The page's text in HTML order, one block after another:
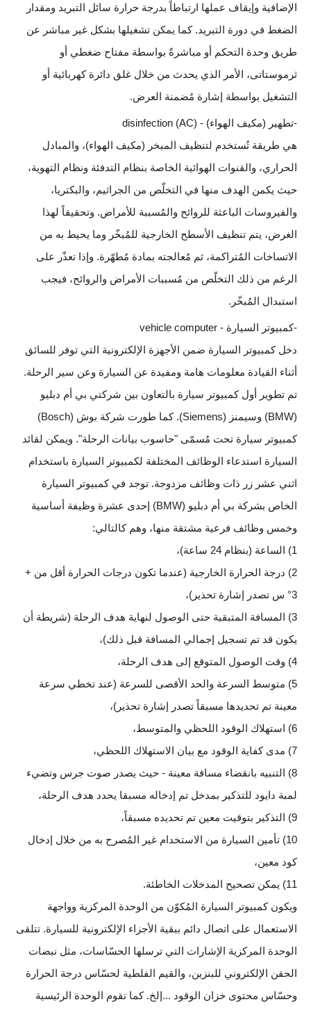
الإضافية وإيقاف عملها ارتباطاً بدرجة حرارة سائل التبريد ومقدار
الضغط في دورة التبريد. كما يمكن تشغيلها بشكل غير مباشر عن
طريق وحدة التحكم أو مباشرةً بواسطة مفتاح ضغطي أو
ثرموستاتى، الأمر الذي يحدث من خلال غلق دائرة كهربائية أو
التشغيل بواسطة إشارة مُضمنة العرض.
-تطهير (مكيف الهواء) - (disinfection (AC
هي طريقة تُستخدم لتنظيف المبخر (مكيف الهواء)، والمبادل
الحراري، والقنوات الهوائية الخاصة بنظام التدفئة ونظام التهوية،
حيث يكمن الهدف منها في التخلّص من الجراثيم، والبكتريا،
والفيروسات الباعثة للروائح والمُسببة للأمراض. وتحقيقاً لهذا
الغرض، يتم تنظيف الأسطح الخارجية للمُبخّر وما يحيط به من
الاتساخات المُتراكمة، ثم مُعالجته بمادة مُطهّرة. وإذا تعذّر على
الرغم من ذلك التخلّص من مُسببات الأمراض والروائح، فيجب
استبدال المُبخّر.
-كمبيوتر السيارة - vehicle computer
دخل كمبيوتر السيارة ضمن الأجهزة الإلكترونية التي توفر للسائق
أثناء القيادة معلومات هامة ومفيدة عن السيارة وعن سير الرحلة.
تم تطوير أول كمبيوتر سيارة بالتعاون بين شركتي بي أم دبليو
(BMW) وسيمنز (Siemens). كما طورت شركة بوش (Bosch)
كمبيوتر سيارة تحت مُسمّى "حاسوب بيانات الرحلة". ويمكن لقائد
السيارة استدعاء الوظائف المختلفة لكمبيوتر السيارة باستخدام
اثني عشر زر ذات وظائف مزدوجة. توجد في كمبيوتر السيارة
الخاص بشركة بي أم دبليو (BMW) إحدى عشرة وظيفة أساسية
وخمس وظائف فرعية مشتقة منها، وهم كالتالي:
1) الساعة (بنظام 24 ساعة)،
2) درجة الحرارة الخارجية (عندما تكون درجات الحرارة أقل من +
3° س تصدر إشارة تحذير)،
3) المسافة المتبقية حتى الوصول لنهاية هدف الرحلة (شريطة أن
يكون قد تم تسجيل إجمالي المسافة قبل ذلك)،
4) وقت الوصول المتوقع إلى هدف الرحلة،
5) متوسط السرعة والحد الأقصى للسرعة (عند تخطي سرعة
معينة تم تحديدها مسبقاً تصدر إشارة تحذير)،
6) استهلاك الوقود اللحظي والمتوسط،
7) مدى كفاية الوقود مع بيان الاستهلاك اللحظي،
8) التنبيه بانقضاء مسافة معينة - حيث يصدر صوت جرس وتضيء
لمبة دايود للتذكير بمدخل تم إدخاله مسبقا يحدد هدف الرحلة،
9) التذكير بتوقيت معين تم تحديده مسبقاً،
10) تأمين السيارة من الاستخدام غير المُصرح به من خلال إدخال
كود معين،
11) يمكن تصحيح المدخلات الخاطئة.
ويكون كمبيوتر السيارة المُكوّن من الوحدة المركزية وواجهة
الاستعمال على اتصال دائم ببقية الأجزاء الإلكترونية للسيارة. تتلقى
الوحدة المركزية الإشارات التي ترسلها الحسّاسات، مثل نبضات
الحقن الإلكتروني للبنزين، والقيم الفلطية لحسّاس درجة الحرارة
وحسّاس محتوى خزان الوقود ...إلخ. كما تقوم الوحدة الرئيسية